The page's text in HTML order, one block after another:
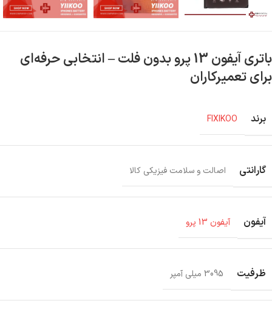
باتری آیفون 13 پرو بدون فلت – انتخابی حرفه‌ای
برای تعمیرکاران
برند FIXIKOO
گارانتی اصالت و سلامت فیزیکی کالا
آیفون آیفون 13 پرو
ظرفیت 3095 میلی آمپر